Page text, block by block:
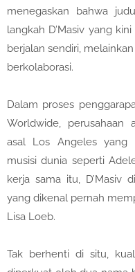
menegaskan bahwa
langkah D’Masiv yang
berjalan sendiri,
berkolaborasi.
Dalam proses
Worldwide, perusahaan
asal Los Angeles yang
musisi dunia seperti
kerja sama itu, D’Masiv
yang dikenal pernah
Lisa Loeb.
Tak berhenti di situ,